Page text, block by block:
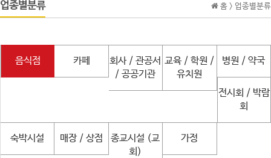
홈 > 업종별분류
업종별분류
음식점 카페
회사 / 관공서
/ 공공기관
교육 / 학원 /
유치원
병원 / 약국
전시회 / 박람
회
숙박시설 매장 / 상점
종교시설 (교
회)
가정